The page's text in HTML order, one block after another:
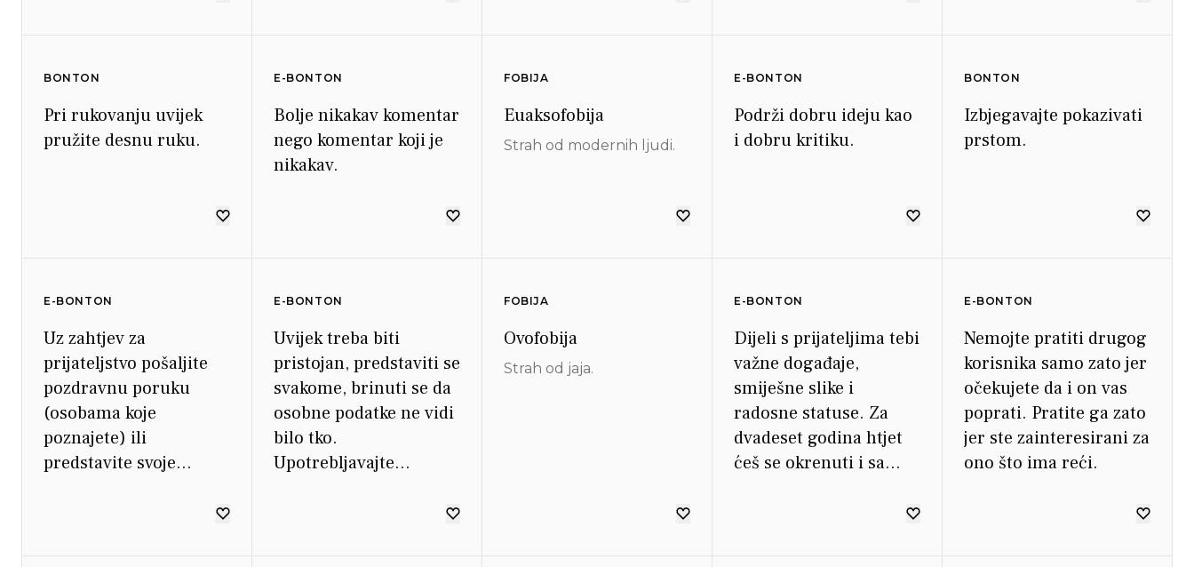
BONTON
Pri rukovanju uvijek
pružite desnu ruku.
E-BONTON
Bolje nikakav komentar
nego komentar koji je
nikakav.
FOBIJA
Euaksofobija
Strah od modernih ljudi.
E-BONTON
Podrži dobru ideju kao
i dobru kritiku.
BONTON
Izbjegavajte pokazivati
prstom.
E-BONTON
Uz zahtjev za
prijateljstvo pošaljite
pozdravnu poruku
(osobama koje
poznajete) ili
predstavite svoje
E-BONTON
Uvijek treba biti
pristojan, predstaviti se
svakome, brinuti se da
osobne podatke ne vidi
bilo tko.
Upotrebljavajte
FOBIJA
Ovofobija
Strah od jaja.
E-BONTON
Dijeli s prijateljima tebi
važne događaje,
smiješne slike i
radosne statuse. Za
dvadeset godina htjet
ćeš se okrenuti i sa
E-BONTON
Nemojte pratiti drugog
korisnika samo zato jer
očekujete da i on vas
poprati. Pratite ga zato
jer ste zainteresirani za
ono što ima reći.